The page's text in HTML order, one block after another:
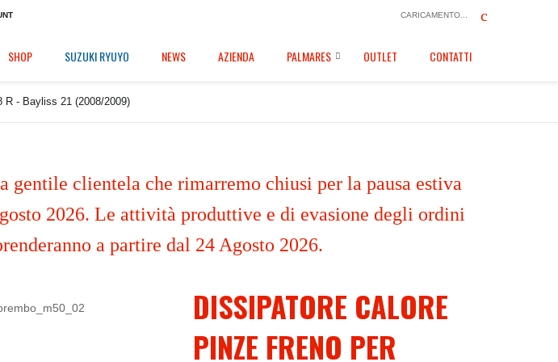
CARICAMENTO...
SHOP SUZUKI RYUYO NEWS AZIENDA PALMARES OUTLET CONTATTI
R - Bayliss 21 (2008/2009)
gentile clientela che rimarremo chiusi per la pausa estiva
2026. Le attività produttive e di evasione degli ordini
a partire dal 24 Agosto 2026.
DISSIPATORE CALORE
PINZE FRENO PER